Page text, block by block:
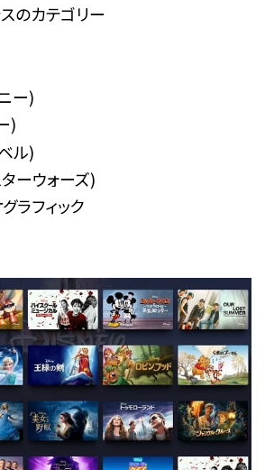
のカテゴリー
ー)
)
ル)
ーウォーズ)
ラフィック